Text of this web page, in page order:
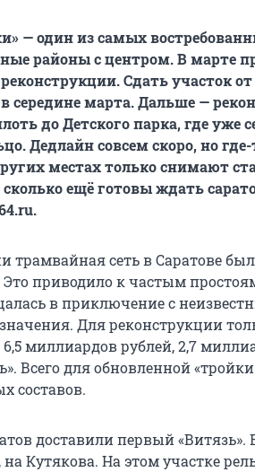
— один из самых
районы с центром. В марте
Сдать участок
марта. Дальше —
до Детского парка, где уже
Дедлайн совсем скоро, но
местах только снимают
сколько ещё готовы ждать
трамвайная сеть в Саратове
Это приводило к частым
в приключение с
Для реконструкции
миллиардов рублей, 2,7
Всего для обновленной
составов.
доставили первый «Витязь».
на Кутякова. На этом участке